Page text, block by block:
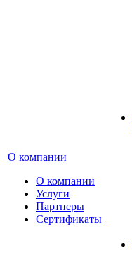
О компании
О компании
Услуги
Партнеры
Сертификаты